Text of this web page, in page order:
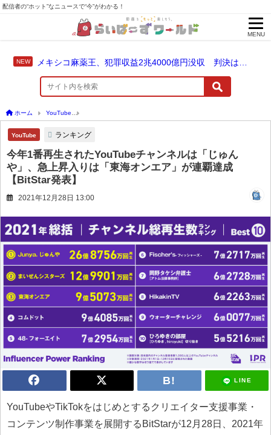
配信者の“ホット”なニュースで“今”がわかる！
MENU
ホーム YouTube
YouTube ランキング
今年1番再生されたYouTubeチャンネルは「じゅん
や」、急上昇入りは「東海オンエア」が連覇達成
【BitStar発表】
2021年12月28日 13:00
LINE
YouTubeやTikTokをはじめとするクリエイター支援事業・
コンテンツ制作事業を展開するBitStarが12月28日、2021年